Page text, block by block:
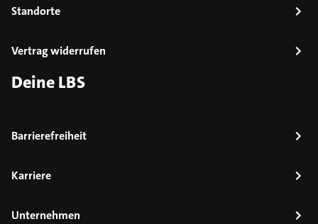
Standorte
Vertrag widerrufen
Deine LBS
Barrierefreiheit
Karriere
Unternehmen